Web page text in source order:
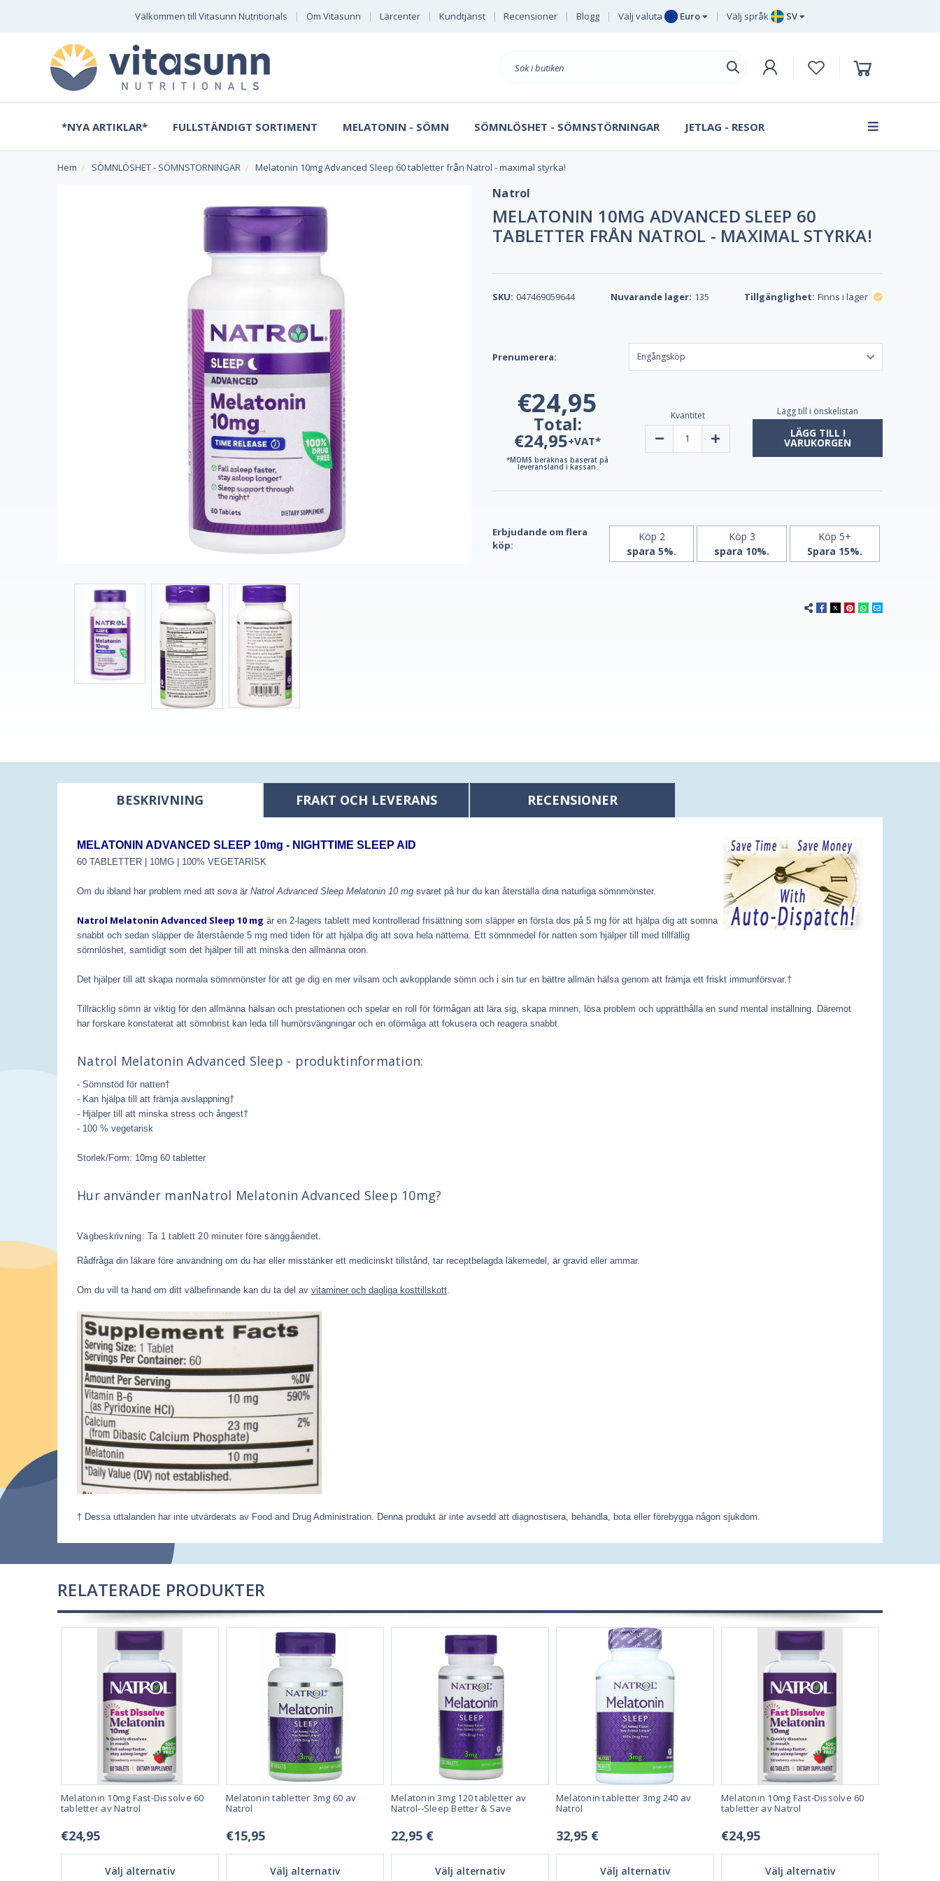
Välkommen till Vitasunn Nutritionals Om Vitasunn Lärcenter Kundtjänst Recensioner Blogg Välj valuta Euro
Svenska
kronan
Välj språk SV
FR
Sök
*NYA ARTIKLAR* FULLSTÄNDIGT SORTIMENT MELATONIN - SÖMN SÖMNLÖSHET - SÖMNSTÖRNINGAR JETLAG - RESOR
Hem SÖMNLÖSHET - SÖMNSTÖRNINGAR Melatonin 10mg Advanced Sleep 60 tabletter från Natrol - maximal styrka!
MELATONIN 10MG ADVANCED SLEEP 60
TABLETTER FRÅN NATROL - MAXIMAL STYRKA!
Natrol
SKU: 047469059644 Nuvarande lager: 135 Tillgänglighet: Finns i lager
Prenumerera:
€24,95
Total:
€24,95+VAT*
*MOMS beräknas baserat på
leveransland i kassan.
Kvantitet
Minska
Advanced
av
Natrol
-
Maximal
styrka!
Öka
Advanced
av
Natrol
-
Maximal
styrka!
Lägg till i önskelistan
LÄGG TILL I
VARUKORGEN
Erbjudande om flera
köp:
Köp 2
spara 5%.
Köp 3
spara 10%.
Köp 5+
Spara 15%.
BESKRIVNING FRAKT OCH LEVERANS RECENSIONER
MELATONIN ADVANCED SLEEP 10mg - NIGHTTIME SLEEP AID
60 TABLETTER | 10MG | 100% VEGETARISK
Om du ibland har problem med att sova är Natrol Advanced Sleep Melatonin 10 mg svaret på hur du kan återställa dina naturliga sömnmönster.
Natrol Melatonin Advanced Sleep 10 mg är en 2-lagers tablett med kontrollerad frisättning som släpper en första dos på 5 mg för att hjälpa dig att somna
snabbt och sedan släpper de återstående 5 mg med tiden för att hjälpa dig att sova hela nätterna . Ett sömnmedel för natten som hjälper till med tillfällig
sömnlöshet, samtidigt som det hjälper till att minska den allmänna oron.
Det hjälper till att skapa normala sömnmönster för att ge dig en mer vilsam och avkopplande sömn och i sin tur en bättre allmän hälsa genom att främja ett friskt immunförsvar.†
Tillräcklig sömn är viktig för den allmänna hälsan och prestationen och spelar en roll för förmågan att lära sig, skapa minnen, lösa problem och upprätthålla en sund mental inställning. Däremot
har forskare konstaterat att sömnbrist kan leda till humörsvängningar och en oförmåga att fokusera och reagera snabbt.
Natrol Melatonin Advanced Sleep - produktinformation:
- Sömnstöd för natten†
- Kan hjälpa till att främja avslappning†
- Hjälper till att minska stress och ångest†
- 100 % vegetarisk
Storlek/Form: 10mg 60 tabletter
Hur använder manNatrol Melatonin Advanced Sleep 10mg?
Vägbeskrivning: Ta 1 tablett 20 minuter före sänggåendet.
Rådfråga din läkare före användning om du har eller misstänker ett medicinskt tillstånd, tar receptbelagda läkemedel, är gravid eller ammar.
Om du vill ta hand om ditt välbefinnande kan du ta del av vitaminer och dagliga kosttillskott.
† Dessa uttalanden har inte utvärderats av Food and Drug Administration. Denna produkt är inte avsedd att diagnostisera, behandla, bota eller förebygga någon sjukdom.
RELATERADE PRODUKTER
Melatonin 10mg Fast-Dissolve 60
tabletter av Natrol
€24,95
Välj alternativ
Melatonin tabletter 3mg 60 av
Natrol
€15,95
Välj alternativ
Melatonin 3mg 120 tabletter av
Natrol--Sleep Better & Save
22,95 €
Välj alternativ
Melatonin tabletter 3mg 240 av
Natrol
32,95 €
Välj alternativ
Melatonin 10mg Fast-Dissolve 60
tabletter av Natrol
€24,95
Välj alternativ